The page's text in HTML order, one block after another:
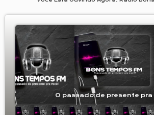
O passado de presente pra